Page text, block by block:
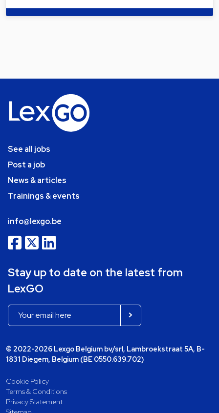
See all jobs
Post a job
News & articles
Trainings & events
info@lexgo.be
Stay up to date on the latest from
LexGO
© 2022-2026 Lexgo Belgium bv/srl, Lambroekstraat 5A, B-
1831 Diegem, Belgium (BE 0550.639.702)
Cookie Policy
Terms & Conditions
Privacy Statement